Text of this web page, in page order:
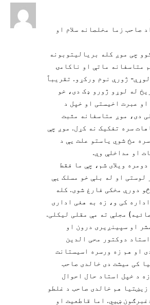
صاحب زما مخلصانه سلام او
چی موږ کله بریالیتوبونه
متاسفانه ماتې او ناکامۍ
ژورې نوم ورکړو. تقریباً
له لوړو ژورو ډک دی، خو
عبرت اخیستی او خپل د
دی، موږ متاسفانه مثبت
سره تفکیک نه کړل. موږ چې
مخ شوي یاستو علت یې د
او مداخلې وې.
ویلای شم، چې ما فقط
لوستی او له بلې خو مسلک یې
دورې مخکی فارغ شوی. کله
کی و، زه به هغی اداری
مجلې ته مې مقلی لیکلی.
او سپینږیری درون او
دوکتور محی الدین
او هم زه ورسره اسیستانت
کی میشت دی خالدی صاحب
د خپل استاد حال احوال
هم خالدی صاحب د غلطو
ښيي. اما قاطعیت او